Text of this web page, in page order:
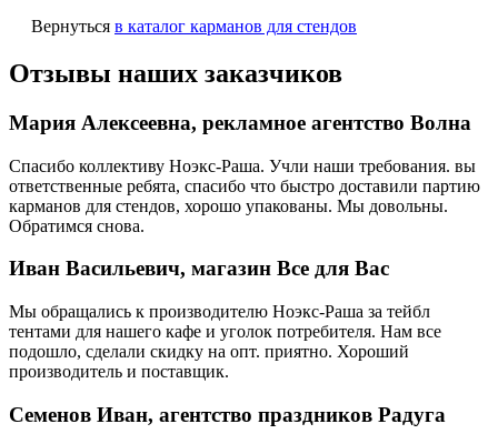
Вернуться в каталог карманов для стендов
Отзывы наших заказчиков
Мария Алексеевна, рекламное агентство Волна
Спасибо коллективу Ноэкс-Раша. Учли наши требования. вы
ответственные ребята, спасибо что быстро доставили партию
карманов для стендов, хорошо упакованы. Мы довольны.
Обратимся снова.
Иван Васильевич, магазин Все для Вас
Мы обращались к производителю Ноэкс-Раша за тейбл
тентами для нашего кафе и уголок потребителя. Нам все
подошло, сделали скидку на опт. приятно. Хороший
производитель и поставщик.
Семенов Иван, агентство праздников Радуга